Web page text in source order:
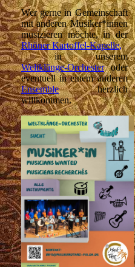
Wer gerne in Gemeinschaft
mit anderen Musiker*innen
musizieren möchte, in der
Rhöner Kartoffel-Kapelle,
in unserem
Weltklänge-Orchesteroder
eventuell in einem anderen
Ensembleherzlich
willkommen.